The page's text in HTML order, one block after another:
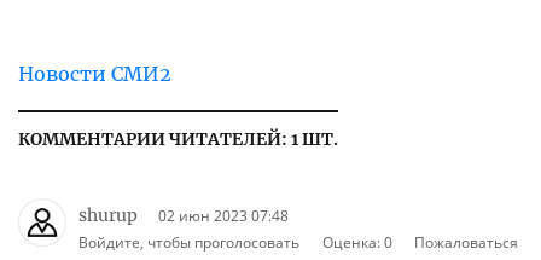
Новости СМИ2
КОММЕНТАРИИ ЧИТАТЕЛЕЙ: 1 ШТ.
shurup
02 июн 2023 07:48
Войдите, чтобы проголосовать
Оценка:0 Пожаловаться